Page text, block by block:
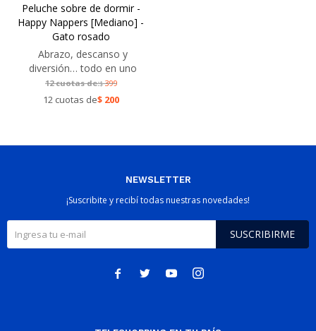
Peluche sobre de dormir -
Happy Nappers [Mediano] -
Gato rosado
Abrazo, descanso y
diversión… todo en uno
12 cuotas de:$399
12 cuotas de$ 200
NEWSLETTER
¡Suscribite y recibí todas nuestras novedades!
SUSCRIBIRME
   